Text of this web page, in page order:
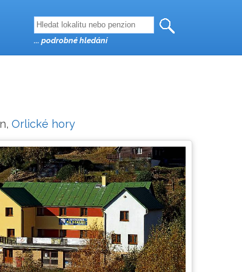
Orlické hory
... podrobné hledání